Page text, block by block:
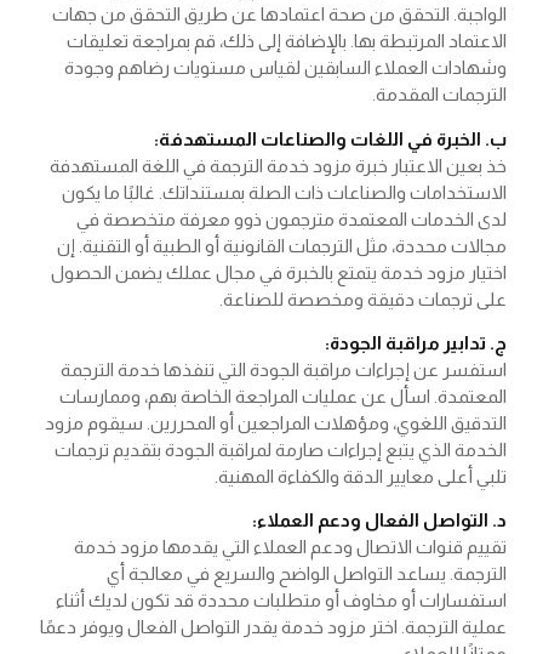
الواجبة. التحقق من صحة اعتمادها عن طريق التحقق من جهات
الاعتماد المرتبطة بها. بالإضافة إلى ذلك، قم بمراجعة تعليقات
وشهادات العملاء السابقين لقياس مستويات رضاهم وجودة
الترجمات المقدمة.
ب. الخبرة في اللغات والصناعات المستهدفة:
خذ بعين الاعتبار خبرة مزود خدمة الترجمة في اللغة المستهدفة
الاستخدامات والصناعات ذات الصلة بمستنداتك. غالبًا ما يكون
لدى الخدمات المعتمدة مترجمون ذوو معرفة متخصصة في
مجالات محددة، مثل الترجمات القانونية أو الطبية أو التقنية. إن
اختيار مزود خدمة يتمتع بالخبرة في مجال عملك يضمن الحصول
على ترجمات دقيقة ومخصصة للصناعة.
ج. تدابير مراقبة الجودة:
استفسر عن إجراءات مراقبة الجودة التي تنفذها خدمة الترجمة
المعتمدة. اسأل عن عمليات المراجعة الخاصة بهم، وممارسات
التدقيق اللغوي، ومؤهلات المراجعين أو المحررين. سيقوم مزود
الخدمة الذي يتبع إجراءات صارمة لمراقبة الجودة بتقديم ترجمات
تلبي أعلى معايير الدقة والكفاءة المهنية.
د. التواصل الفعال ودعم العملاء:
تقييم قنوات الاتصال ودعم العملاء التي يقدمها مزود خدمة
الترجمة. يساعد التواصل الواضح والسريع في معالجة أي
استفسارات أو مخاوف أو متطلبات محددة قد تكون لديك أثناء
عملية الترجمة. اختر مزود خدمة يقدر التواصل الفعال ويوفر دعمًا